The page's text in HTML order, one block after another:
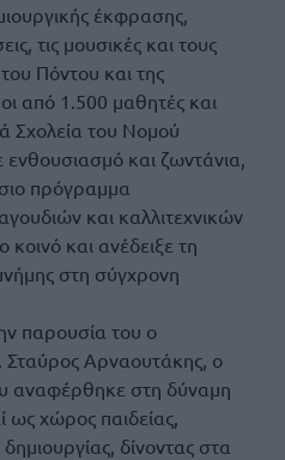
έκφρασης,
τις μουσικές και τους
Πόντου και της
από 1.500 μαθητές και
Σχολεία του Νομού
ενθουσιασμό και ζωντάνια,
πρόγραμμα
και καλλιτεχνικών
και ανέδειξε τη
στη σύγχρονη
παρουσία του ο
Σταύρος Αρναουτάκης, ο
αναφέρθηκε στη δύναμη
ως χώρος παιδείας,
δίνοντας στα